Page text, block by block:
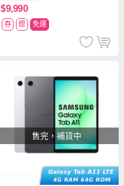
$9,990
券 贈 免運
售完，補貨中